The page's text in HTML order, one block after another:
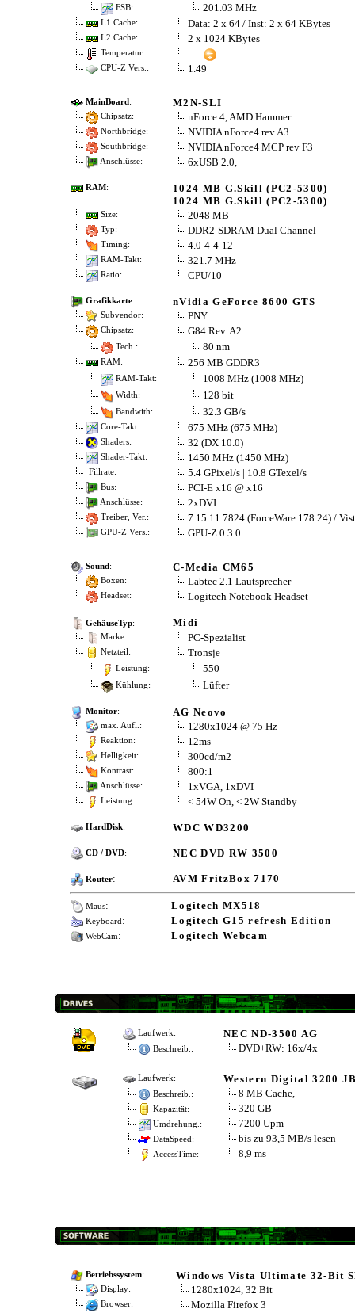
FSB: 201.03 MHz
L1 Cache: Data: 2 x 64 / Inst: 2 x 64 KBytes
L2 Cache: 2 x 1024 KBytes
Temperatur:
CPU-Z Vers.:
1.49
MainBoard: M2N-SLI
Chipsatz: nForce 4, AMD Hammer
Northbridge: NVIDIA nForce4 rev A3
Southbridge: NVIDIA nForce4 MCP rev F3
Anschlüsse: 6xUSB 2.0,
RAM:
1024 MB G.Skill (PC2-5300)
1024 MB G.Skill (PC2-5300)
Size: 2048 MB
Typ: DDR2-SDRAM Dual Channel
Timing: 4.0-4-4-12
RAM-Takt: 321.7 MHz
Ratio: CPU/10
Grafikkarte: nVidia GeForce 8600 GTS
Subvendor: PNY
Chipsatz: G84 Rev. A2
Tech.: 80 nm
RAM: 256 MB GDDR3
RAM-Takt: 1008 MHz (1008 MHz)
Width: 128 bit
Bandwith: 32.3 GB/s
Core-Takt: 675 MHz (675 MHz)
Shaders: 32 (DX 10.0)
Shader-Takt: 1450 MHz (1450 MHz)
Fillrate: 5.4 GPixel/s | 10.8 GTexel/s
Bus: PCI-E x16 @ x16
Anschlüsse: 2xDVI
Treiber, Ver.: 7.15.11.7824 (ForceWare 178.24) /
GPU-Z Vers.: GPU-Z 0.3.0
Sound: C-Media CM65
Boxen: Labtec 2.1 Lautsprecher
Headset: Logitech Notebook Headset
GehäuseTyp: Midi
Marke: PC-Spezialist
Netzteil: Tronsje
Leistung: 550
Kühlung: Lüfter
Monitor: AG Neovo
max. Aufl.: 1280x1024 @ 75 Hz
Reaktion: 12ms
Helligkeit: 300cd/m2
Kontrast: 800:1
Anschlüsse: 1xVGA, 1xDVI
Leistung: < 54W On, < 2W Standby
HardDisk: WDC WD3200
CD / DVD: NEC DVD RW 3500
Router: AVM FritzBox 7170
Maus: Logitech MX518
Keyboard: Logitech G15 refresh Edition
WebCam: Logitech Webcam
Laufwerk: NEC ND-3500 AG
Beschreib.: DVD+RW: 16x/4x
Laufwerk: Western Digital 3200
Beschreib.: 8 MB Cache,
Kapazität: 320 GB
Umdrehung.: 7200 Upm
DataSpeed: bis zu 93,5 MB/s lesen
AccessTime: 8,9 ms
Betriebssystem: Windows Vista Ultimate 32-Bit
Display: 1280x1024, 32 Bit
Browser: Mozilla Firefox 3